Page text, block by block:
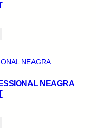
NEAGRA